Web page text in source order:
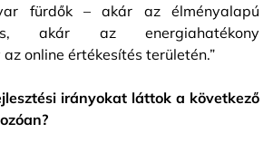
fürdők – akár az élményalapú
akár az energiahatékony
online értékesítés területén.”
irányokat láttok a következő